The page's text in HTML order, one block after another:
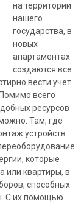
на территории
нашего
государства, в
новых
апартаментах
создаются все
вести учёт
всего
ресурсов
Там, где
устройств
которые
или квартиры, в
способных
С их помощью